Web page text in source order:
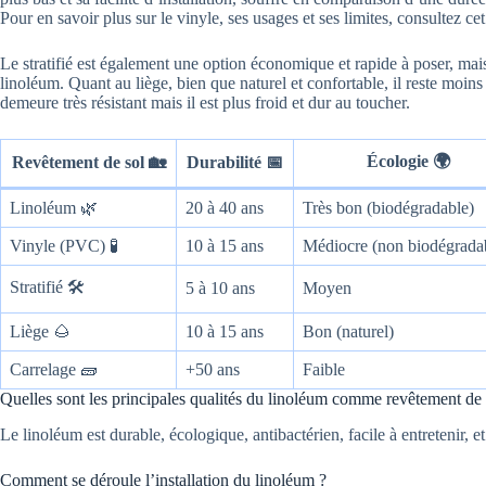
Pour en savoir plus sur le vinyle, ses usages et ses limites, consultez
Le stratifié est également une option économique et rapide à poser,
linoléum. Quant au liège, bien que naturel et confortable, il reste
demeure très résistant mais il est plus froid et dur au toucher.
Revêtement de sol 🏡 Durabilité 📅 Écologie 🌍
Linoléum 🌿 20 à 40 ans Très bon (biodégradable)
Vinyle (PVC) 🧪 10 à 15 ans Médiocre (non
Stratifié 🛠️ 5 à 10 ans Moyen
Liège 🌰 10 à 15 ans Bon (naturel)
Carrelage 🧱 +50 ans
Faible
Quelles sont les principales qualités du linoléum comme revêtement de
Le linoléum est durable, écologique, antibactérien, facile à entretenir,
Comment se déroule l’installation du linoléum ?